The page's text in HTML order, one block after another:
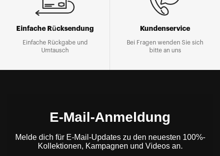
Einfache Rücksendung
Einfache Rückgabe und
Umtausch
Kundenservice
Bei Fragen wenden Sie sich
bitte an uns
E-Mail-Anmeldung
Melde dich für E-Mail-Updates zu den neuesten 100%-
Kollektionen, Kampagnen und Videos an.